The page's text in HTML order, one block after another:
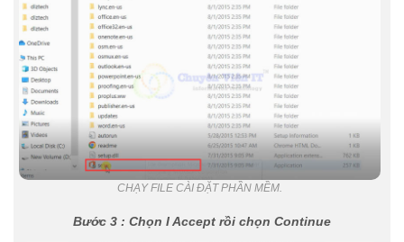
CHẠY FILE CÀI ĐẶT PHẦN MỀM.
Bước 3 : Chọn I Accept rồi chọn Continue